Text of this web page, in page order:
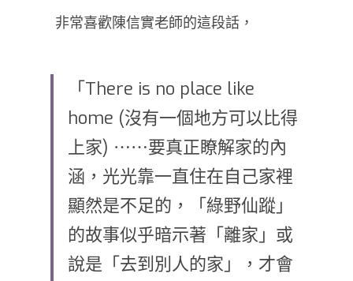
非常喜歡陳信實老師的這段話，
「There is no place like
home (沒有一個地方可以比得
上家) ⋯⋯要真正瞭解家的內
涵，光光靠一直住在自己家裡
顯然是不足的，「綠野仙蹤」
的故事似乎暗示著「離家」或
說是「去到別人的家」，才會